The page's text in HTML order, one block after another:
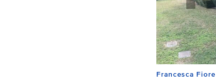
Francesca Fiore